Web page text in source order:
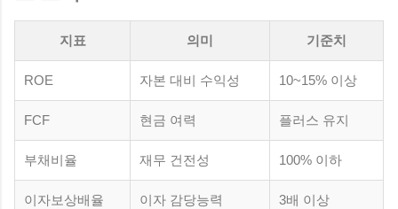
지표 의미 기준치
ROE 자본 대비 수익성 10~15% 이상
FCF 현금 여력 플러스 유지
부채비율 재무 건전성 100% 이하
이자보상배율 이자 감당능력 3배 이상